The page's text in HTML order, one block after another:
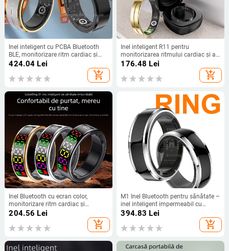
Inel inteligent cu PCBA Bluetooth
BLE, monitorizare ritm cardiac și
oxigen din sânge, dezvoltare
424.04 Lei
add_shopping_cart
Inel inteligent R11 pentru
monitorizarea ritmului cardiac și a
oxigenării sângelui, monitorizarea
sănătății, urmărirea somnului,
activități și numărarea pașilor, inel
176.48 Lei
add_shopping_cart
Inel Bluetooth cu ecran color,
monitorizare ritm cardiac și
saturație de oxigen, monitorizare
somn și numărătoare de pași
204.56 Lei
add_shopping_cart
M1 Inel Bluetooth pentru sănătate –
inel inteligent impermeabil cu
monitorizare ritm cardiac, oxigen
394.83 Lei
add_shopping_cart